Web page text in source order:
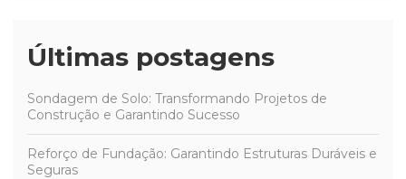
Últimas postagens
Sondagem de Solo: Transformando Projetos de
Construção e Garantindo Sucesso
Reforço de Fundação: Garantindo Estruturas Duráveis e
Seguras